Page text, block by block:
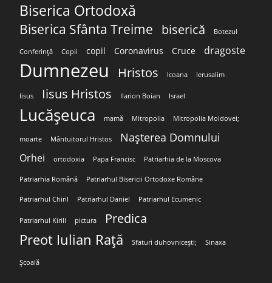
Biserica Ortodoxă
Biserica Sfânta Treime biserică Botezul
Conferință Copii copil Coronavirus Cruce dragoste
Dumnezeu Hristos Icoana Ierusalim
Iisus Iisus Hristos Ilarion Boian Israel
Lucășeuca mamă Mitropolia Mitropolia Moldovei;
moarte Mântuitorul Hristos Nașterea Domnului
Orhei ortodoxia Papa Francisc Patriarhia de la Moscova
Patriarhia Română Patriarhul Bisericii Ortodoxe Române
Patriarhul Chiril Patriarhul Daniel Patriarhul Ecumenic
Patriarhul Kirill pictura Predica
Preot Iulian Rață Sfaturi duhovnicești; Sinaxa
Școală